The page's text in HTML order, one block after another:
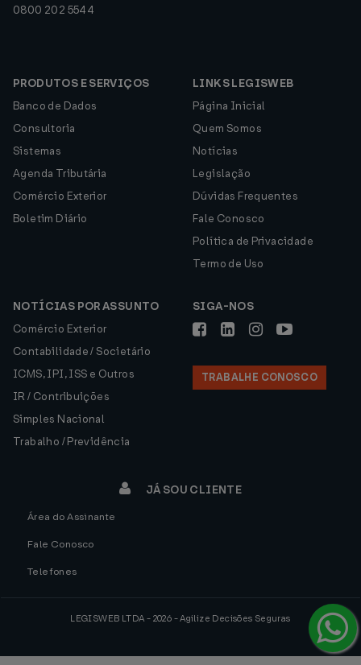
0800 202 5544
PRODUTOS E SERVIÇOS
Banco de Dados
Consultoria
Sistemas
Agenda Tributária
Comércio Exterior
Boletim Diário
LINKS LEGISWEB
Página Inicial
Quem Somos
Notícias
Legislação
Dúvidas Frequentes
Fale Conosco
Política de Privacidade
Termo de Uso
NOTÍCIAS POR ASSUNTO
Comércio Exterior
Contabilidade / Societário
ICMS, IPI, ISS e Outros
IR / Contribuições
Simples Nacional
Trabalho / Previdência
SIGA-NOS
TRABALHE CONOSCO
JÁ SOU CLIENTE
Área do Assinante
Fale Conosco
Telefones
LEGISWEB LTDA - 2026 - Agilize Decisões Seguras